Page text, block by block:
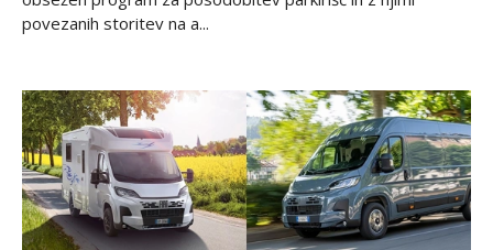
povezanih storitev na a...